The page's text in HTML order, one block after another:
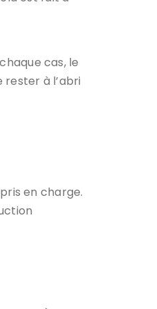
cas, le
à l’abri
en charge.